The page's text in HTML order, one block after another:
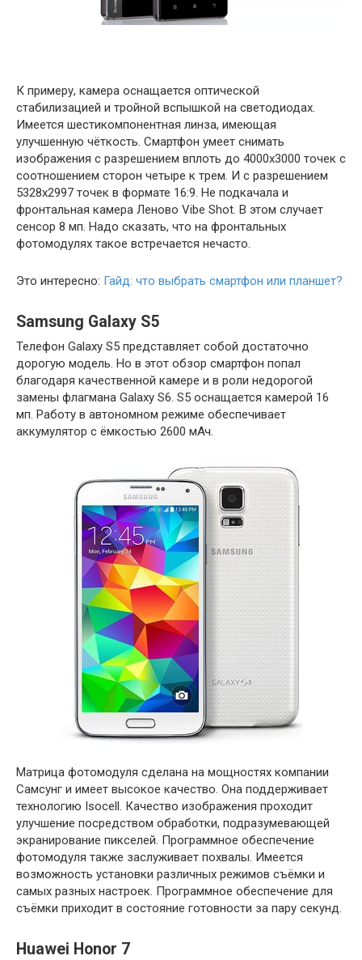
К примеру, камера оснащается оптической
стабилизацией и тройной вспышкой на светодиодах.
Имеется шестикомпонентная линза, имеющая
улучшенную чёткость. Смартфон умеет снимать
изображения с разрешением вплоть до 4000х3000 точек с
соотношением сторон четыре к трем. И с разрешением
5328х2997 точек в формате 16:9. Не подкачала и
фронтальная камера Леново Vibe Shot. В этом случает
сенсор 8 мп. Надо сказать, что на фронтальных
фотомодулях такое встречается нечасто.
Это интересно: Гайд: что выбрать смартфон или планшет?
Samsung Galaxy S5
Телефон Galaxy S5 представляет собой достаточно
дорогую модель. Но в этот обзор смартфон попал
благодаря качественной камере и в роли недорогой
замены флагмана Galaxy S6. S5 оснащается камерой 16
мп. Работу в автономном режиме обеспечивает
аккумулятор с ёмкостью 2600 мАч.
Матрица фотомодуля сделана на мощностях компании
Самсунг и имеет высокое качество. Она поддерживает
технологию Isocell. Качество изображения проходит
улучшение посредством обработки, подразумевающей
экранирование пикселей. Программное обеспечение
фотомодуля также заслуживает похвалы. Имеется
возможность установки различных режимов съёмки и
самых разных настроек. Программное обеспечение для
съёмки приходит в состояние готовности за пару секунд.
Huawei Honor 7